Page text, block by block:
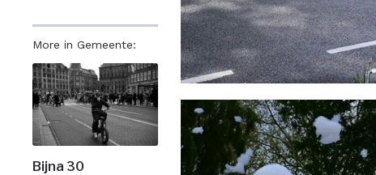
More in Gemeente:
Bijna 30